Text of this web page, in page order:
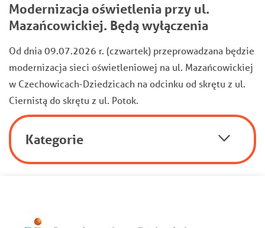
Modernizacja oświetlenia przy ul.
Mazańcowickiej. Będą wyłączenia
Od dnia 09.07.2026 r. (czwartek) przeprowadzana będzie
modernizacja sieci oświetleniowej na ul. Mazańcowickiej
w Czechowicach-Dziedzicach na odcinku od skrętu z ul.
Ciernistą do skrętu z ul. Potok.
Kategorie